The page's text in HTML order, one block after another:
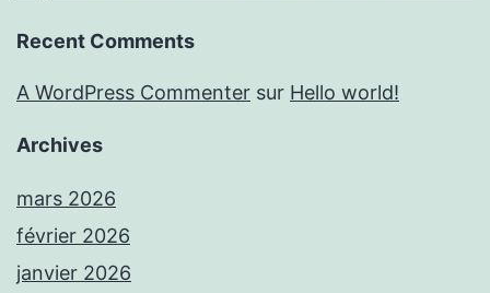
Recent Comments
A WordPress Commenter sur Hello world!
Archives
mars 2026
février 2026
janvier 2026